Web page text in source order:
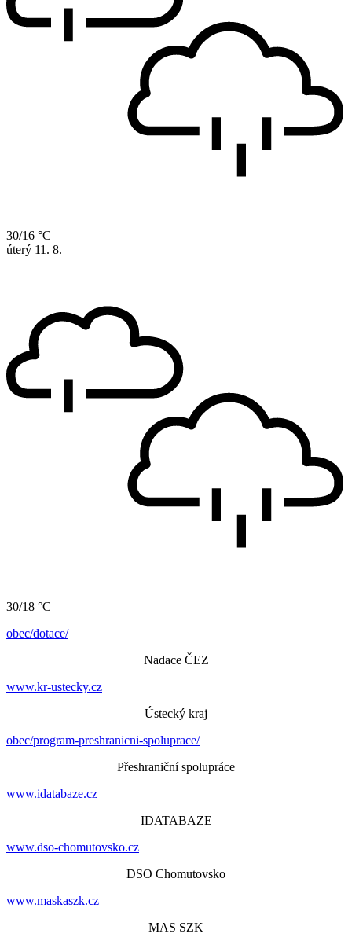
30/16 °C
úterý 11. 8.
30/18 °C
obec/dotace/
Nadace ČEZ
www.kr-ustecky.cz
Ústecký kraj
obec/program-preshranicni-spoluprace/
Přeshraniční spolupráce
www.idatabaze.cz
IDATABAZE
www.dso-chomutovsko.cz
DSO Chomutovsko
www.maskaszk.cz
MAS SZK